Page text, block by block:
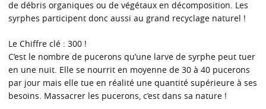
de débris organiques ou de végétaux en décomposition. Les
syrphes participent donc aussi au grand recyclage naturel !
Le Chiffre clé : 300 !
C’est le nombre de pucerons qu’une larve de syrphe peut tuer
en une nuit. Elle se nourrit en moyenne de 30 à 40 pucerons
par jour mais elle tue en réalité une quantité supérieure à ses
besoins. Massacrer les pucerons, c’est dans sa nature !